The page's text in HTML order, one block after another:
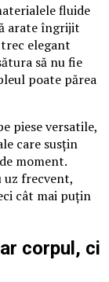
fluide
arate îngrijit
elegant
să nu fie
poate părea
piese versatile,
care susțin
moment.
uz frecvent,
cât mai puțin
corpul, ci